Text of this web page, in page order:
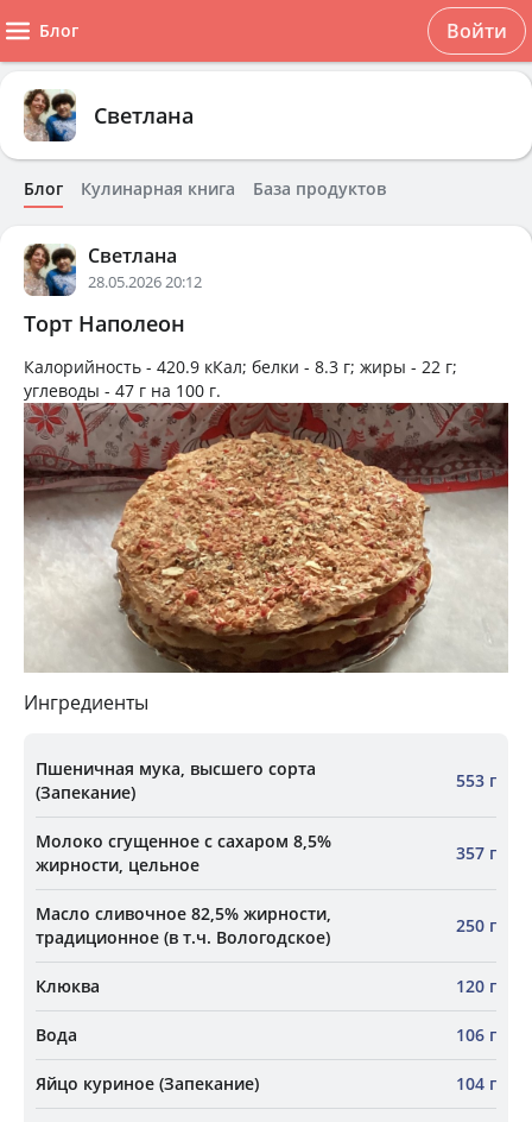
Блог Войти
Светлана
Блог Кулинарная книга База продуктов
Светлана
28.05.2026 20:12
Торт Наполеон
Калорийность - 420.9 кКал; белки - 8.3 г; жиры - 22 г;
углеводы - 47 г на 100 г.
Ингредиенты
Пшеничная мука, высшего сорта
(Запекание)
553 г
Молоко сгущенное с сахаром 8,5%
жирности, цельное
357 г
Масло сливочное 82,5% жирности,
традиционное (в т.ч. Вологодское)
250 г
Клюква 120 г
Вода 106 г
Яйцо куриное (Запекание) 104 г